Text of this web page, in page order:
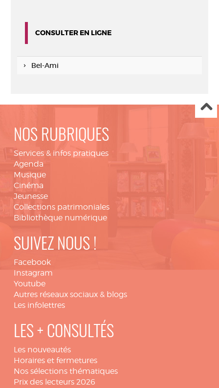
CONSULTER EN LIGNE
Bel-Ami
NOS RUBRIQUES
Services & infos pratiques
Agenda
Musique
Cinéma
Jeunesse
Collections patrimoniales
Bibliothèque numérique
SUIVEZ NOUS !
Facebook
Instagram
Youtube
Autres réseaux sociaux & blogs
Les infolettres
LES + CONSULTÉS
Les nouveautés
Horaires et fermetures
Nos sélections thématiques
Prix des lecteurs 2026